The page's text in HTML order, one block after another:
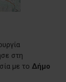
στη
με το Δήμο